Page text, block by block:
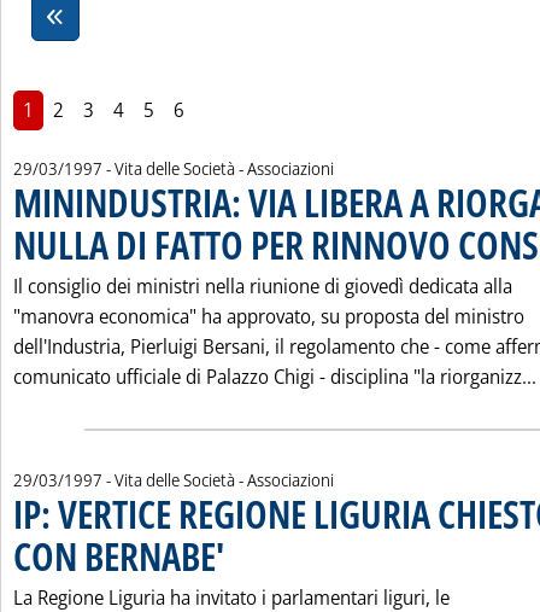
1 2 3 4 5 6
29/03/1997 - Vita delle Società - Associazioni
MININDUSTRIA: VIA LIBERA A
NULLA DI FATTO PER RINNOVO
Il consiglio dei ministri nella riunione di giovedì dedicata alla
"manovra economica" ha approvato, su proposta del ministro
dell'Industria, Pierluigi Bersani, il regolamento che - come
comunicato ufficiale di Palazzo Chigi - disciplina "la riorganizz...
29/03/1997 - Vita delle Società - Associazioni
IP: VERTICE REGIONE LIGURIA
CON BERNABE'
La Regione Liguria ha invitato i parlamentari liguri, le